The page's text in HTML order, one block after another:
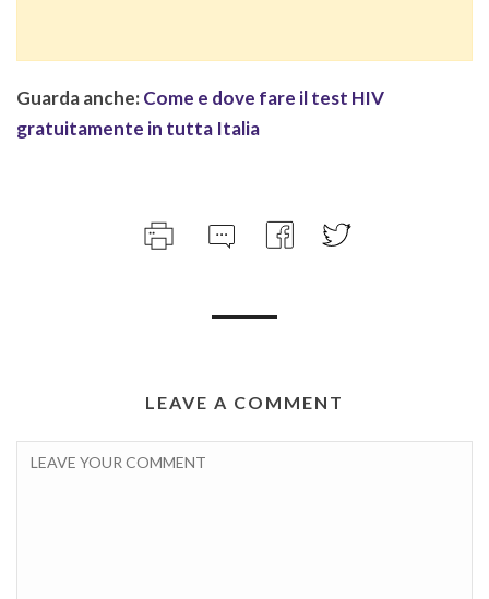
Guarda anche:Come e dove fare il test HIV
gratuitamente in tutta Italia
LEAVE A COMMENT